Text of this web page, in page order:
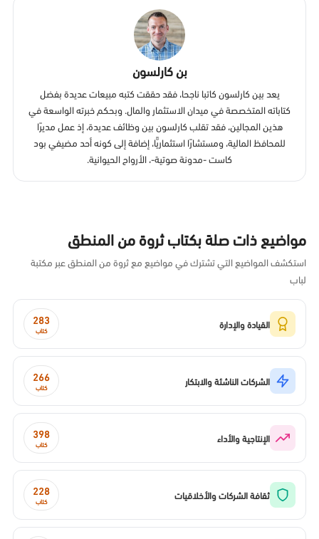
بن كارلسون
يعد بين كارلسون كاتبا ناجحا، فقد حققت كتبه مبيعات عديدة بفضل
كتاباته المتخصصة في ميدان الاستثمار والمال. وبحكم خبرته الواسعة في
هذين المجالين، فقد تقلب كارلسون بين وظائف عديدة، إذ عمل مديرًا
للمحافظ المالية، ومستشارًا استثماريًّا، إضافة إلى كونه أحد مضيفي بود
كاست -مدونة صوتية-، الأرواح الحيوانية.
مواضيع ذات صلة بكتاب ثروة من المنطق
استكشف المواضيع التي تشترك في مواضيع مع ثروة من المنطق عبر مكتبة
لباب
القيادة والإدارة 283
كتاب
الشركات الناشئة والابتكار 266
كتاب
الإنتاجية والأداء 398
كتاب
ثقافة الشركات والأخلاقيات 228
كتاب